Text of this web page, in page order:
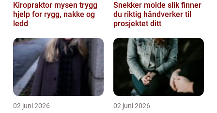
Kiropraktor mysen trygg
hjelp for rygg, nakke og
ledd
Snekker molde slik finner
du riktig håndverker til
prosjektet ditt
02 juni 2026 02 juni 2026